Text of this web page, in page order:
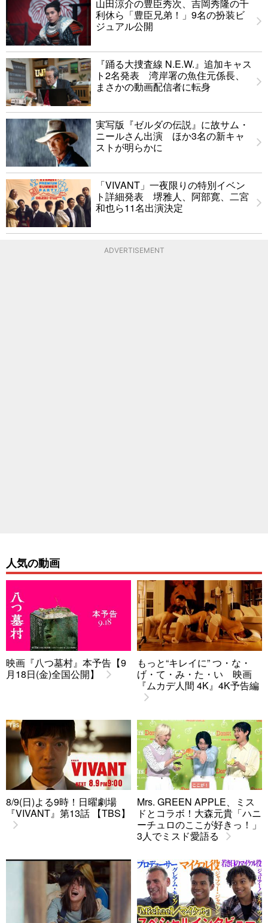
山田涼介の豊臣秀次、吉岡秀隆の千
利休ら「豊臣兄弟！」9名の扮装ビ
ジュアル公開
『踊る大捜査線 N.E.W.』追加キャス
ト2名発表 湾岸署の魚住元係長、
まさかの動画配信者に転身
実写版『ゼルダの伝説』に故サム・
ニールさん出演 ほか3名の新キャ
ストが明らかに
「VIVANT」一夜限りの特別イベン
ト詳細発表 堺雅人、阿部寛、二宮
和也ら11名出演決定
ADVERTISEMENT
人気の動画
映画『八つ墓村』本予告【9
月18日(金)全国公開】
もっと“キレイに” つ・な・
げ・て・み・た・い 映画
『ムカデ人間 4K』4K予告編
8/9(日)よる9時！日曜劇場
『VIVANT』第13話 【TBS】
Mrs. GREEN APPLE、ミス
ドとコラボ！大森元貴「ハニ
ーチュロのここが好きっ！」
3人でミスド愛語る